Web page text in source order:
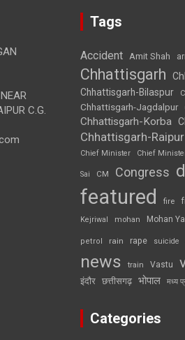
C.G.
Tags
Accident Amit Shah
Chhattisgarh
Chhattisgarh-Bilaspur
Chhattisgarh-Jagdalpur
Chhattisgarh-Korba
Chhattisgarh-Raipur
Chief Minister
Chief
Sai CM Congress
featured fire
Kejriwal mohan Mohan
petrol rain rape suicide
news
train Vastu
इंदौर छत्तीसगढ़ भोपाल मध्य
Categories